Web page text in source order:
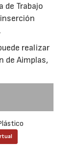
de Trabajo
realizar
de Aimplas,